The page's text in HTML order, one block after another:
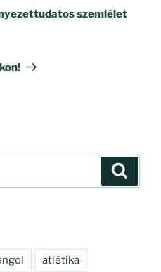
szemlélet
atlétika